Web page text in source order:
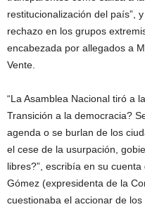
restitucionalización del país”,
rechazo en los grupos
encabezada por allegados a
Vente.
“La Asamblea Nacional tiró a
Transición a la democracia?
agenda o se burlan de los
el cese de la usurpación,
libres?”, escribía en su
Gómez (expresidenta de la
cuestionaba el accionar de